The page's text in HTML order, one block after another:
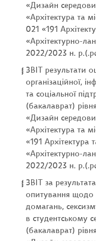
«Дизайн
«Архітектура та
021 «191
«Архітектурно-
2022/2023 н.
ЗВІТ результати
організаційної,
та соціальної
(бакалаврат)
«Дизайн
«Архітектура та
«191 Архітектура
«Архітектурно-
2022/2023 н.
ЗВІТ за
опитування щодо
домагань,
в студентському
(бакалаврат)